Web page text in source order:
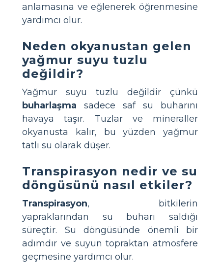
anlamasına ve eğlenerek öğrenmesine
yardımcı olur.
Neden okyanustan gelen
yağmur suyu tuzlu
değildir?
Yağmur suyu tuzlu değildir çünkü
buharlaşma sadece saf su buharını
havaya taşır. Tuzlar ve mineraller
okyanusta kalır, bu yüzden yağmur
tatlı su olarak düşer.
Transpirasyon nedir ve su
döngüsünü nasıl etkiler?
Transpirasyon, bitkilerin
yapraklarından su buharı saldığı
süreçtir. Su döngüsünde önemli bir
adımdır ve suyun topraktan atmosfere
geçmesine yardımcı olur.